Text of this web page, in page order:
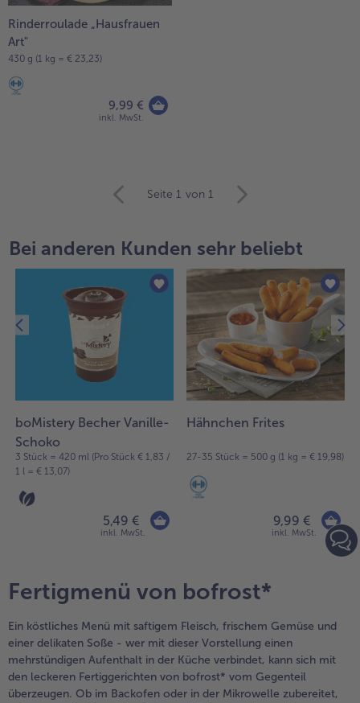
Rinderroulade „Hausfrauen
Art"
430 g (1 kg = € 23,23)
9,99 €
inkl. MwSt.
Übersicht.
Es
25
Artikel
Seite 1 von 1
Bei anderen Kunden sehr beliebt
boMistery Becher Vanille-
Schoko
3 Stück = 420 ml (Pro Stück € 1,83 /
1 l = € 13,07)
5,49 €
inkl. MwSt.
Hähnchen Frites
27-35 Stück = 500 g (1 kg = € 19,98)
9,99 €
inkl. MwSt.
Fertigmenü von bofrost*
Ein köstliches Menü mit saftigem Fleisch, frischem Gemüse und
einer delikaten Soße - wer mit dieser Vorstellung einen
mehrstündigen Aufenthalt in der Küche verbindet, kann sich mit
den leckeren Fertiggerichten von bofrost* vom Gegenteil
überzeugen. Ob im Backofen oder in der Mikrowelle zubereitet,